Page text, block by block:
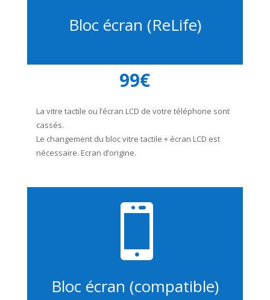
Bloc écran (ReLife)
99€
La vitre tactile ou l’écran LCD de votre téléphone sont
cassés.
Le changement du bloc vitre tactile + écran LCD est
nécessaire. Ecran d’origine.

Bloc écran (compatible)